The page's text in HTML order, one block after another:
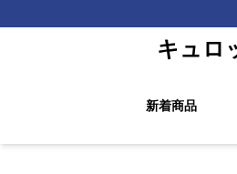
キュロ
新着商品